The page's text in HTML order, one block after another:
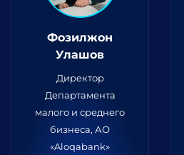
Фозилжон
Улашов
Директор
Департамента
малого и среднего
бизнеса, АО
«Aloqabank»